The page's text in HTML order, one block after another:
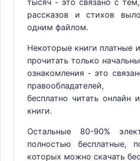
рассказов и стихов
одним файлом.
Некоторые книги платные
прочитать только
ознакомления - это
правообладателей,
бесплатно читать онлайн
книги.
Остальные 80-90%
полностью бесплатные,
которых можно скачать